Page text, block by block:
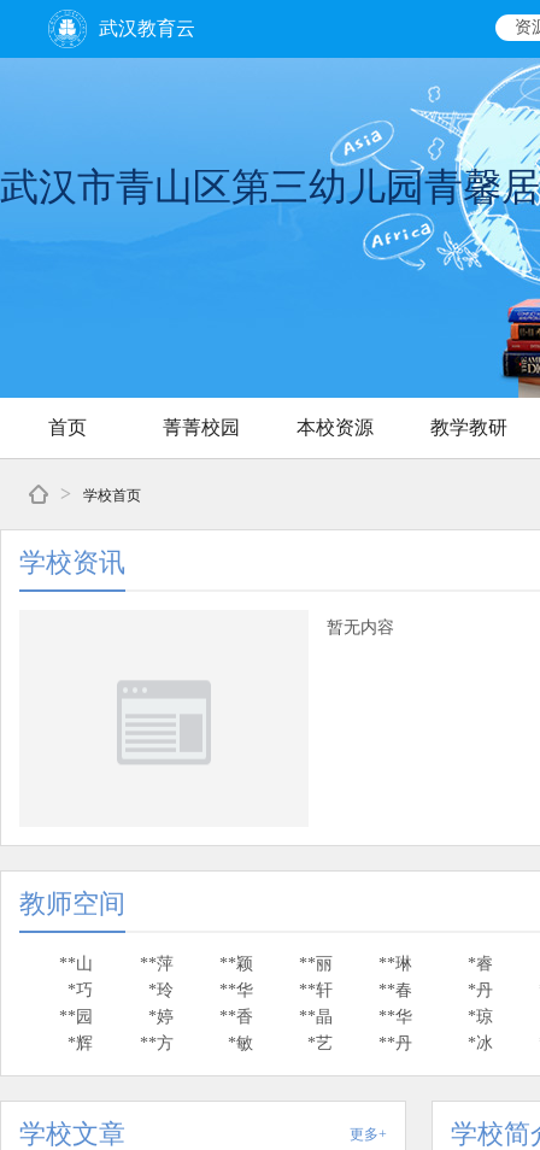
武汉教育云 资
武汉市青山区第三幼儿园青馨
首页 菁菁校园 本校资源 教学教研
> 学校首页
学校资讯
暂无内容
教师空间
**山 **萍 **颖 **丽 **琳
*睿
*巧
*玲 **华 **轩 **春 *丹
**园
*婷 **香 **晶 **华
*琼
*辉
**方 *敏 *艺 **丹 *冰
学校文章 更多+ 学校简